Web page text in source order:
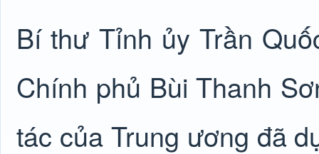
Bí thư Tỉnh ủy Trần
Chính phủ Bùi Thanh
tác của Trung ương đã